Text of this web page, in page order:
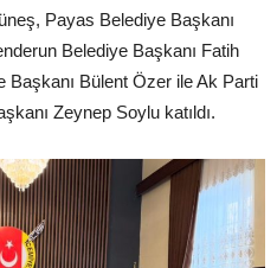
Payas Belediye Başkanı
Belediye Başkanı Fatih
Başkanı Bülent Özer ile Ak Parti
Zeynep Soylu katıldı.